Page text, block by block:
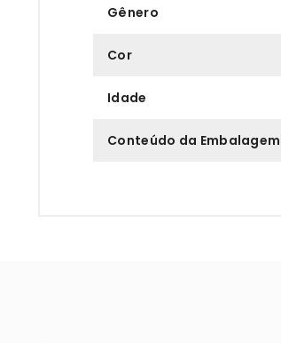
Gênero
Cor
Idade
Conteúdo da Embalagem